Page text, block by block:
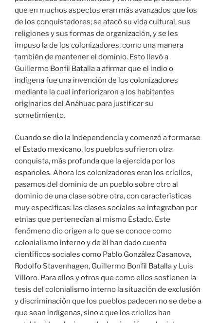
Cuando se dio la Independencia y comenzó a formarse
el Estado mexicano, los pueblos sufrieron otra
conquista, más profunda que la ejercida por los
españoles. Ahora los colonizadores eran los criollos,
pasamos del dominio de un pueblo sobre otro al
dominio de una clase sobre otra, con características
muy específicas: las clases sociales se integraban por
etnias que pertenecían al mismo Estado. Este
fenómeno dio origen a lo que se conoce como
colonialismo interno y de él han dado cuenta
Rodolfo Stavenhagen, Guillermo Bonfil Batalla y Luis
Villoro. Para ellos y otros que como ellos sostienen la
tesis del colonialismo interno la situación de exclusión
y discriminación que los pueblos padecen no se debe a
que sean indígenas, sino a que los criollos han
establecido relaciones de dominación, coloniales con
Las relaciones coloniales se han profundizado con la
adopción de las políticas neoliberales como forma de
desarrollo de nuestro país. Esto es así porque, como
cuando fuimos colonia española (1521-1821) el modelo
extractivista es el predominante y los recursos
codiciados por los nuevos colonizadores se
encuentran en los territorios indígenas. Si en aquellos
tiempos les interesaban el oro y la plata, ahora, además
de ello les interesan la biodiversidad, el agua y los